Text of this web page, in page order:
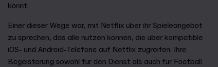
könnt.
Einer dieser Wege war, mit Netflix über ihr Spieleangebot
zu sprechen, das alle nutzen können, die über kompatible
iOS- und Android-Telefone auf Netflix zugreifen. Ihre
Begeisterung sowohl für den Dienst als auch für Football